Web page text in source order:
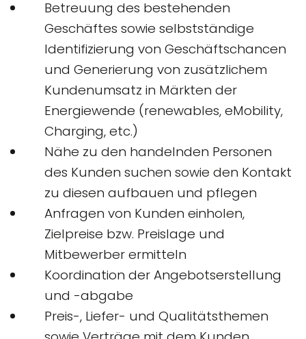
Betreuung des bestehenden
Geschäftes sowie selbstständige
Identifizierung von Geschäftschancen
und Generierung von zusätzlichem
Kundenumsatz in Märkten der
Energiewende (renewables, eMobility,
Charging, etc.)
Nähe zu den handelnden Personen
des Kunden suchen sowie den Kontakt
zu diesen aufbauen und pflegen
Anfragen von Kunden einholen,
Zielpreise bzw. Preislage und
Mitbewerber ermitteln
Koordination der Angebotserstellung
und -abgabe
Preis-, Liefer- und Qualitätsthemen